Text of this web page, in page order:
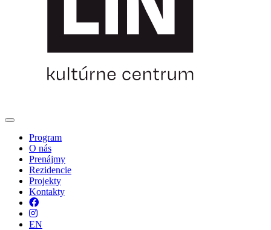
Program
O nás
Prenájmy
Rezidencie
Projekty
Kontakty
Facebook
Instagram
EN